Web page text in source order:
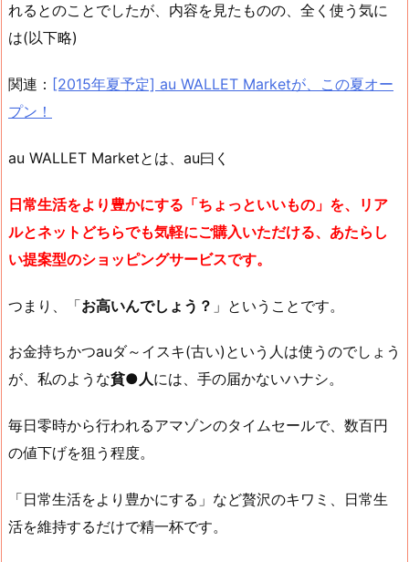
れるとのことでしたが、内容を見たものの、全く使う気に
は(以下略)
関連： [2015年夏予定] au WALLET Marketが、この夏オー
プン！
au WALLET Marketとは、au曰く
日常生活をより豊かにする「ちょっといいもの」を、リア
ルとネットどちらでも気軽にご購入いただける、あたらし
い提案型のショッピングサービスです。
つまり、「お高いんでしょう？ 」ということです。
お金持ちかつauダ～イスキ(古い)という人は使うのでしょう
が、私のような貧●人には、手の届かないハナシ。
毎日零時から行われるアマゾンのタイムセールで、数百円
の値下げを狙う程度。
「日常生活をより豊かにする」など贅沢のキワミ、日常生
活を維持するだけで精一杯です。